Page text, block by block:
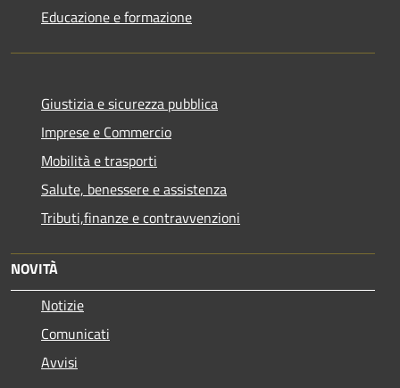
Educazione e formazione
Giustizia e sicurezza pubblica
Imprese e Commercio
Mobilità e trasporti
Salute, benessere e assistenza
Tributi,finanze e contravvenzioni
NOVITÀ
Notizie
Comunicati
Avvisi